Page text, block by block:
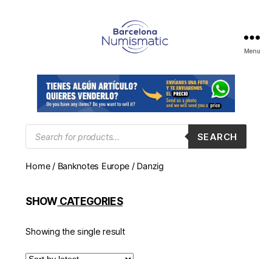
en
Barcelona
para
comprar
y
monedas,
Menu
search
SEARCH
Home/ Banknotes Europe / Danzig
SHOWCATEGORIES
Showing the single result